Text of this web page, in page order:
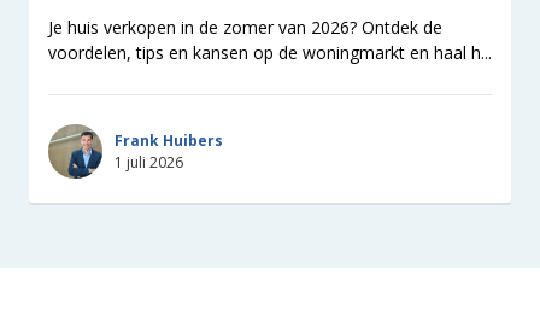
Je huis verkopen in de zomer van 2026? Ontdek de
voordelen, tips en kansen op de woningmarkt en haal h...
Frank Huibers
1 juli 2026